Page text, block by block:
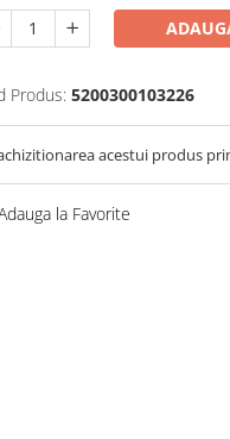
Produs: 5200300103226
acestui produs
la Favorite